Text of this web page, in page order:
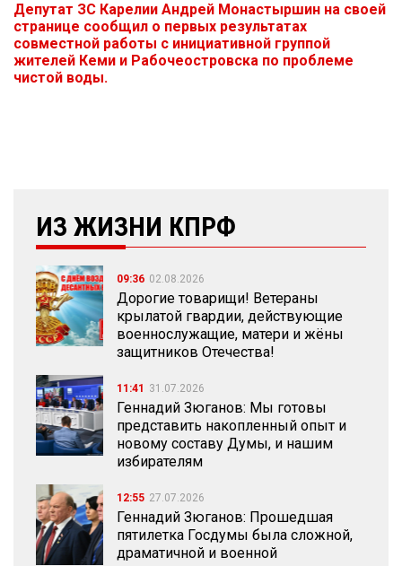
ИЗ ЖИЗНИ КПРФ
09:36 02.08.2026
Дорогие товарищи! Ветераны
крылатой гвардии, действующие
военнослужащие, матери и жёны
защитников Отечества!
11:41 31.07.2026
Геннадий Зюганов: Мы готовы
представить накопленный опыт и
новому составу Думы, и нашим
избирателям
12:55 27.07.2026
Геннадий Зюганов: Прошедшая
пятилетка Госдумы была сложной,
драматичной и военной
Депутат ЗС Карелии Андрей Монастыршин на своей
странице сообщил о первых результатах
совместной работы с инициативной группой
жителей Кеми и Рабочеостровска по проблеме
чистой воды.